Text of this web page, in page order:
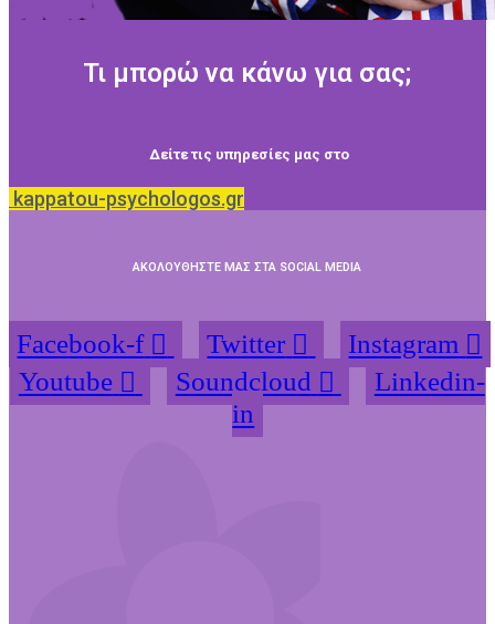
Τι μπορώ να κάνω για σας;
Δείτε τις υπηρεσίες μας στο
kappatou-psychologos.gr
ΑΚΟΛΟΥΘΗΣΤΕ ΜΑΣ ΣΤΑ SOCIAL MEDIA
Facebook-f Twitter
Instagram
Youtube
Soundcloud
Linkedin-
in